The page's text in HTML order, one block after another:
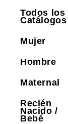
Todos los
Catálogos
Mujer
Hombre
Maternal
Recién
Nacido /
Bebé